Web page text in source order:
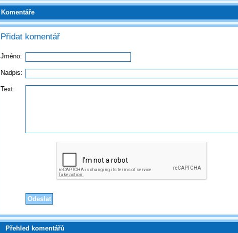
Komentáře
Přidat komentář
Jméno:
Nadpis:
Text:
Přehled komentářů